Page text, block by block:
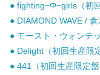
● fighting−Φ−girls（初
● DIAMOND WAVE /
● モースト・ウォンテ
● Delight（初回生産限
● 441（初回生産限定